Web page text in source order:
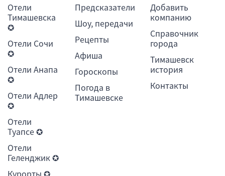
Отели
Тимашевска
✪
Отели Сочи
✪
Отели Анапа
✪
Отели Адлер
✪
Отели
Туапсе ✪
Отели
Геленджик ✪
Курорты ✪
Предсказатели
Шоу, передачи
Рецепты
Афиша
Гороскопы
Погода в
Тимашевске
Добавить
компанию
Справочник
города
Тимашевск
история
Контакты